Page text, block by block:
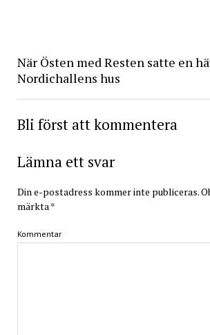
När Östen med Resten satte en
Nordichallens hus
Bli först att kommentera
Lämna ett svar
Din e-postadress kommer inte publiceras.
märkta*
Kommentar